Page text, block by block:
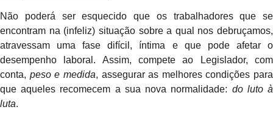
Não poderá ser esquecido que os trabalhadores que se
encontram na (infeliz) situação sobre a qual nos debruçamos,
atravessam uma fase difícil, íntima e que pode afetar o
desempenho laboral. Assim, compete ao Legislador, com
conta, peso e medida, assegurar as melhores condições para
que aqueles recomecem a sua nova normalidade: do luto à
luta.